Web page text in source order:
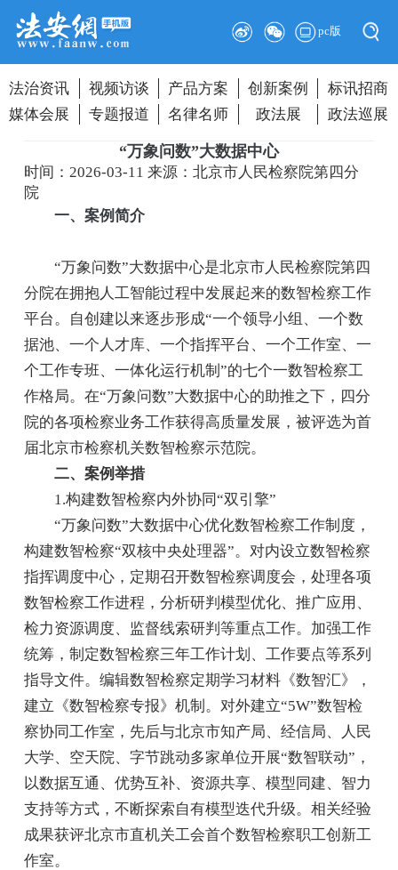
pc版
法治资讯 视频访谈 产品方案 创新案例
标讯招商
媒体会展
专题报道 名律名师 政法展 政法巡展
“万象问数”大数据中心
时间：2026-03-11来源：北京市人民检察院第四分
院
一、案例简介
“万象问数”大数据中心是北京市人民检察院第四
分院在拥抱人工智能过程中发展起来的数智检察工作
平台。自创建以来逐步形成“一个领导小组、一个数
据池、一个人才库、一个指挥平台、一个工作室、一
个工作专班、一体化运行机制”的七个一数智检察工
作格局。在“万象问数”大数据中心的助推之下，四分
院的各项检察业务工作获得高质量发展，被评选为首
届北京市检察机关数智检察示范院。
二、案例举措
1.构建数智检察内外协同“双引擎”
“万象问数”大数据中心优化数智检察工作制度，
构建数智检察“双核中央处理器”。对内设立数智检察
指挥调度中心，定期召开数智检察调度会，处理各项
数智检察工作进程，分析研判模型优化、推广应用、
检力资源调度、监督线索研判等重点工作。加强工作
统筹，制定数智检察三年工作计划、工作要点等系列
指导文件。编辑数智检察定期学习材料《数智汇》，
建立《数智检察专报》机制。对外建立“5W”数智检
察协同工作室，先后与北京市知产局、经信局、人民
大学、空天院、字节跳动多家单位开展“数智联动”，
以数据互通、优势互补、资源共享、模型同建、智力
支持等方式，不断探索自有模型迭代升级。相关经验
成果获评北京市直机关工会首个数智检察职工创新工
作室。